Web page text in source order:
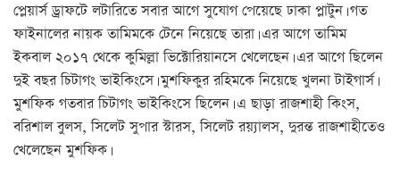
প্লেয়ার্স ড্রাফটে লটারিতে সবার আগে সুযোগ পেয়েছে ঢাকা প্লাটুন। গত
ফাইনালের নায়ক তামিমকে টেনে নিয়েছে তারা। এর আগে তামিম
ইকবাল ২০১৭ থেকে কুমিল্লা ভিক্টোরিয়ানসে খেলেছেন। এর আগে ছিলেন
দুই বছর চিটাগং ভাইকিংসে। মুশফিকুর রহিমকে নিয়েছে খুলনা টাইগার্স।
মুশফিক গতবার চিটাগং ভাইকিংসে ছিলেন। এ ছাড়া রাজশাহী কিংস,
বরিশাল বুলস, সিলেট সুপার স্টারস, সিলেট রয়্যালস, দুরন্ত রাজশাহীতেও
খেলেছেন মুশফিক।